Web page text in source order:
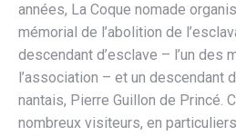
années, La Coque nomade
mémorial de l’abolition de
descendant d’esclave – l’un des
l’association – et un descendant
nantais, Pierre Guillon de Princé.
nombreux visiteurs, en